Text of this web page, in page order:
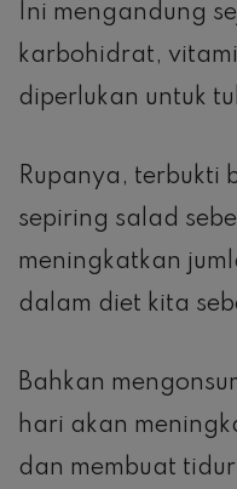
Ini mengandung
karbohidrat,
diperlukan untuk
Rupanya, terbukti
sepiring salad
meningkatkan
dalam diet kita
Bahkan
hari akan
dan membuat